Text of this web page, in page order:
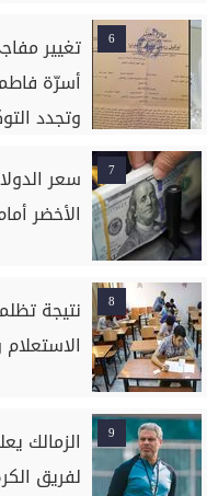
6
تغيير
أسرّة
وتجدد
7
سعر
الأخضر
8
9
الزمالك
لفريق